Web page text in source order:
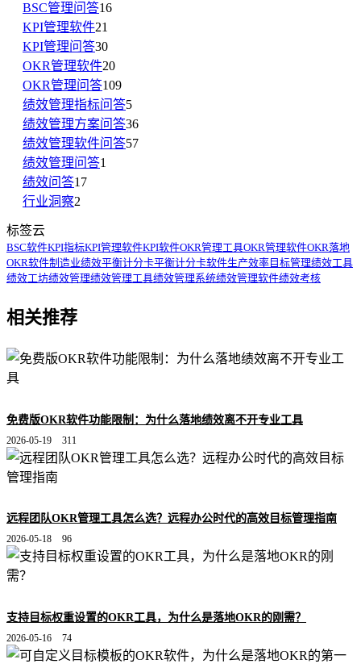
BSC管理问答16
KPI管理软件21
KPI管理问答30
OKR管理软件20
OKR管理问答109
绩效管理指标问答5
绩效管理方案问答36
绩效管理软件问答57
绩效管理问答1
绩效问答17
行业洞察2
标签云
BSC软件KPI指标KPI管理软件KPI软件OKR管理工具OKR管理软件OKR落地
OKR软件制造业绩效平衡计分卡平衡计分卡软件生产效率 目标管理绩效工具
绩效工坊绩效管理绩效管理工具绩效管理系统绩效管理软件绩效考核
相关推荐
免费版OKR软件功能限制：为什么落地绩效离不开专业工具
2026-05-19 311
远程团队OKR管理工具怎么选？远程办公时代的高效目标管理指南
2026-05-18 96
支持目标权重设置的OKR工具，为什么是落地OKR的刚需？
2026-05-16 74